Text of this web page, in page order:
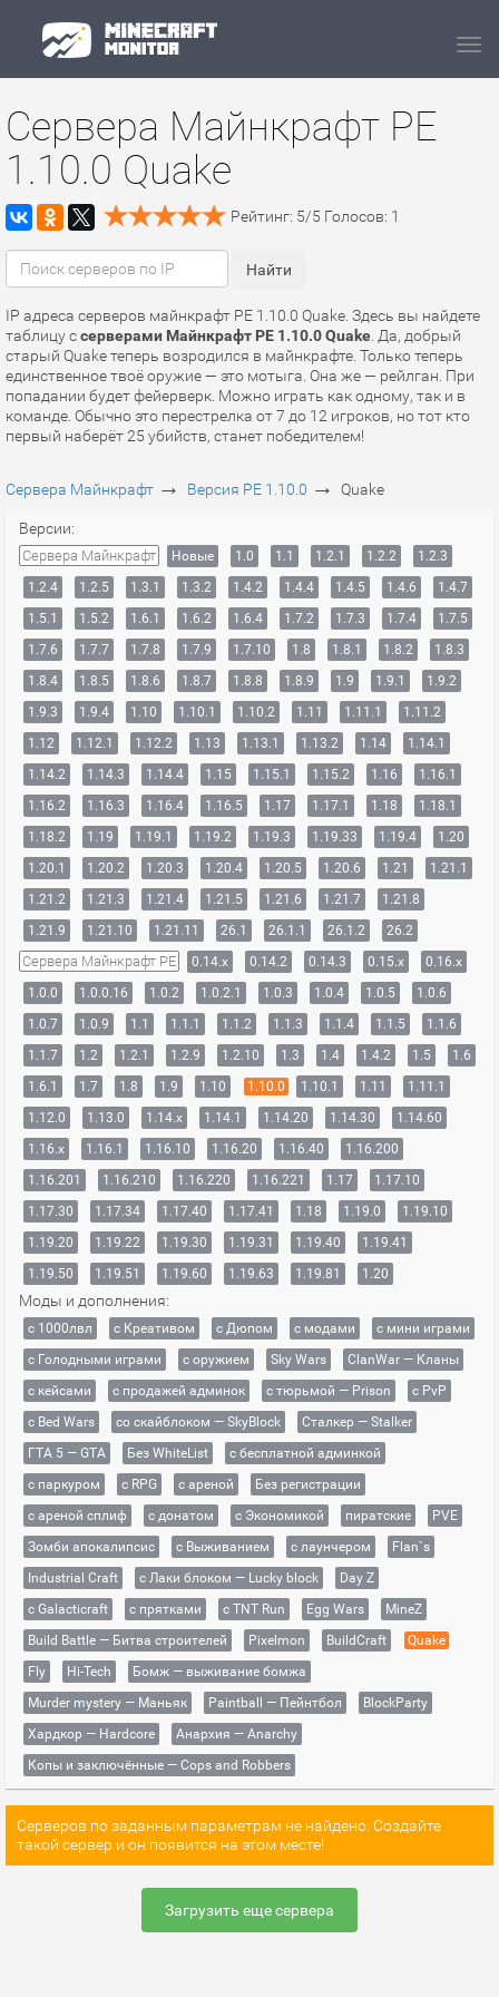
Сервера Майнкрафт PE
1.10.0 Quake
Рейтинг: 5/5 Голосов: 1
IP адреса серверов майнкрафт PE 1.10.0 Quake. Здесь вы найдете
таблицу ссерверами Майнкрафт PE 1.10.0 Quake . Да, добрый
старый Quake теперь возродился в майнкрафте. Только теперь
единственное твоё оружие — это мотыга. Она же — рейлган. При
попадании будет фейерверк. Можно играть как одному, так и в
команде. Обычно это перестрелка от 7 до 12 игроков, но тот кто
первый наберёт 25 убийств, станет победителем!
Сервера Майнкрафт → Версия PE 1.10.0 → Quake
Версии:
Сервера Майнкрафт Новые 1.0 1.1 1.2.1 1.2.2
1.2.3
1.2.4
1.2.5 1.3.1 1.3.2 1.4.2 1.4.4 1.4.5 1.4.6
1.4.7
1.5.1
1.5.2 1.6.1 1.6.2 1.6.4 1.7.2 1.7.3 1.7.4
1.7.5
1.7.6
1.7.7 1.7.8 1.7.9 1.7.10 1.8 1.8.1 1.8.2
1.8.3
1.8.4
1.8.5 1.8.6 1.8.7 1.8.8 1.8.9 1.9 1.9.1
1.9.2
1.9.3
1.9.4 1.10 1.10.1 1.10.2 1.11 1.11.1
1.11.2
1.12
1.12.1 1.12.2 1.13 1.13.1 1.13.2 1.14
1.14.1
1.14.2
1.14.3 1.14.4 1.15 1.15.1 1.15.2 1.16
1.16.1
1.16.2
1.16.3 1.16.4 1.16.5 1.17 1.17.1 1.18
1.18.1
1.18.2
1.19 1.19.1 1.19.2 1.19.3 1.19.33 1.19.4
1.20
1.20.1
1.20.2 1.20.3 1.20.4 1.20.5 1.20.6 1.21
1.21.1
1.21.2
1.21.3 1.21.4 1.21.5 1.21.6 1.21.7
1.21.8
1.21.9
1.21.10 1.21.11 26.1 26.1.1 26.1.2 26.2
Сервера Майнкрафт PE 0.14.x 0.14.2 0.14.3 0.15.x
0.16.x
1.0.0
1.0.0.16 1.0.2 1.0.2.1 1.0.3 1.0.4 1.0.5
1.0.6
1.0.7
1.0.9 1.1 1.1.1 1.1.2 1.1.3 1.1.4 1.1.5
1.1.6
1.1.7
1.2 1.2.1 1.2.9 1.2.10 1.3 1.4 1.4.2 1.5
1.6
1.6.1
1.7 1.8 1.9 1.10 1.10.0 1.10.1 1.11
1.11.1
1.12.0
1.13.0 1.14.x 1.14.1 1.14.20 1.14.30
1.14.60
1.16.x
1.16.1 1.16.10 1.16.20 1.16.40
1.16.200
1.16.201
1.16.210 1.16.220 1.16.221 1.17
1.17.10
1.17.30
1.17.34 1.17.40 1.17.41 1.18 1.19.0
1.19.10
1.19.20
1.19.22 1.19.30 1.19.31 1.19.40
1.19.41
1.19.50
1.19.51 1.19.60 1.19.63 1.19.81 1.20
Моды и дополнения:
с 1000лвл c Креативом с Дюпом с модами
с мини играми
с Голодными играми
с оружием Sky Wars
ClanWar — Кланы
с кейсами
с продажей админок с тюрьмой — Prison
с PvP
с Bed Wars
со скайблоком — SkyBlock
Сталкер — Stalker
ГТА 5 — GTA
Без WhiteList
с бесплатной админкой
с паркуром
с RPG с ареной
Без регистрации
с ареной сплиф
с донатом с Экономикой пиратские
PVE
Зомби апокалипсис
с Выживанием с лаунчером
Flan`s
Industrial Craft
с Лаки блоком — Lucky block
Day Z
с Galacticraft
с прятками с TNT Run Egg Wars
MineZ
Build Battle — Битва строителей
Pixelmon BuildCraft
Quake
Fly
Hi-Tech
Бомж — выживание бомжа
Murder mystery — Маньяк
Paintball — Пейнтбол
BlockParty
Хардкор — Hardcore
Анархия — Anarchy
Копы и заключённые — Cops and Robbers
Серверов по заданным параметрам не найдено. Создайте
такой сервер и он появится на этом месте!
Загрузить еще сервера